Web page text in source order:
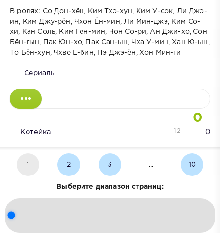
В ролях: Со Дон-хён, Ким Тхэ-хун, Ким У-сок, Ли Джэ-
ин, Ким Джу-рён, Чхон Ён-мин, Ли Мин-джэ, Ким Со-
хи, Кан Соль, Ким Гён-мин, Чон Со-ри, Ан Джи-хо, Сон
Бён-гын, Пак Юн-хо, Пак Сан-ын, Чха У-мин, Хан Ю-ын,
То Бён-хун, Чхве Е-бин, Пэ Джэ-ён, Хон Мин-ги
Сериалы
0
Котейка 0
12
1 2 3 ... 10
Выберите диапазон страниц: